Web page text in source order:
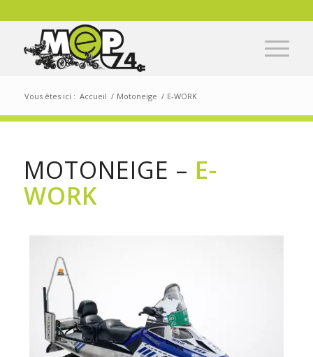
Vous êtes ici : Accueil / Motoneige / E-WORK
MOTONEIGE – E-
WORK